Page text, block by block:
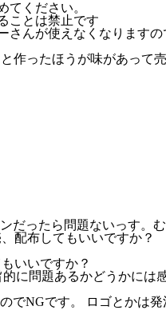
てください。
ことは禁止です
んが使えなくなります
ったほうが味があって
ったら問題ないっす。
配布してもいいですか？
いいですか？
に問題あるかどうかには
NGです。 ロゴとかは発